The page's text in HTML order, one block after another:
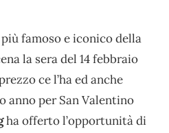
più famoso e iconico della
la sera del 14 febbraio
ce l’ha ed anche
anno per San Valentino
ha offerto l’opportunità di